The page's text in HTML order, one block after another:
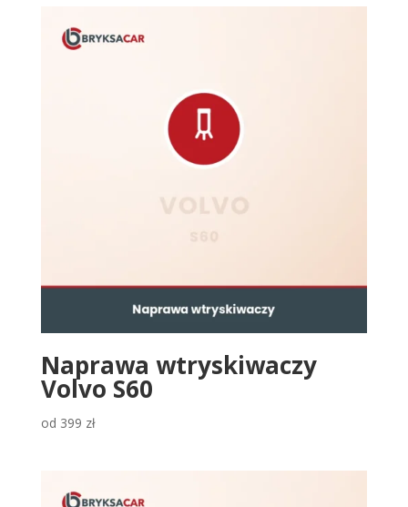
Naprawa wtryskiwaczy
Volvo S60
od 399 zł